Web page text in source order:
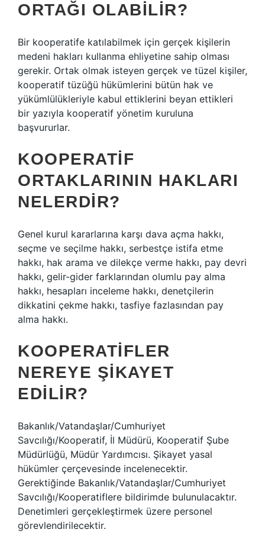
ORTAĞI OLABILIR?
Bir kooperatife katılabilmek için gerçek kişilerin
medeni hakları kullanma ehliyetine sahip olması
gerekir. Ortak olmak isteyen gerçek ve tüzel kişiler,
kooperatif tüzüğü hükümlerini bütün hak ve
yükümlülükleriyle kabul ettiklerini beyan ettikleri
bir yazıyla kooperatif yönetim kuruluna
başvururlar.
KOOPERATIF
ORTAKLARININ HAKLARI
NELERDIR?
Genel kurul kararlarına karşı dava açma hakkı,
seçme ve seçilme hakkı, serbestçe istifa etme
hakkı, hak arama ve dilekçe verme hakkı, pay devri
hakkı, gelir-gider farklarından olumlu pay alma
hakkı, hesapları inceleme hakkı, denetçilerin
dikkatini çekme hakkı, tasfiye fazlasından pay
alma hakkı.
KOOPERATIFLER
NEREYE ŞIKAYET
EDILIR?
Bakanlık/Vatandaşlar/Cumhuriyet
Savcılığı/Kooperatif, İl Müdürü, Kooperatif Şube
Müdürlüğü, Müdür Yardımcısı. Şikayet yasal
hükümler çerçevesinde incelenecektir.
Gerektiğinde Bakanlık/Vatandaşlar/Cumhuriyet
Savcılığı/Kooperatiflere bildirimde bulunulacaktır.
Denetimleri gerçekleştirmek üzere personel
görevlendirilecektir.